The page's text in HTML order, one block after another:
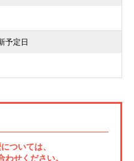
予定日
ついては、
わせください。